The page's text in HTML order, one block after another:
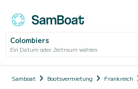
Colombiers
Ein Datum oder Zeitraum wählen
Samboat Bootsvermietung Frankreich